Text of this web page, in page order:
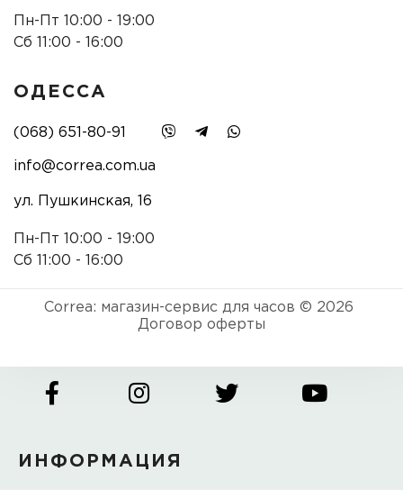
Пн-Пт 10:00 - 19:00
Сб 11:00 - 16:00
ОДЕССА
(068) 651-80-91
info@correa.com.ua
ул. Пушкинская, 16
Пн-Пт 10:00 - 19:00
Сб 11:00 - 16:00
Correa: магазин-сервис для часов © 2026
Договор оферты
ИНФОРМАЦИЯ